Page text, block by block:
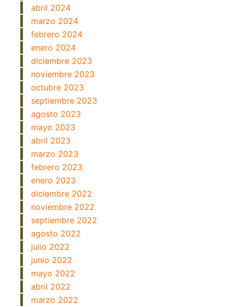
abril 2024
marzo 2024
febrero 2024
enero 2024
diciembre 2023
noviembre 2023
octubre 2023
septiembre 2023
agosto 2023
mayo 2023
abril 2023
marzo 2023
febrero 2023
enero 2023
diciembre 2022
noviembre 2022
septiembre 2022
agosto 2022
julio 2022
junio 2022
mayo 2022
abril 2022
marzo 2022